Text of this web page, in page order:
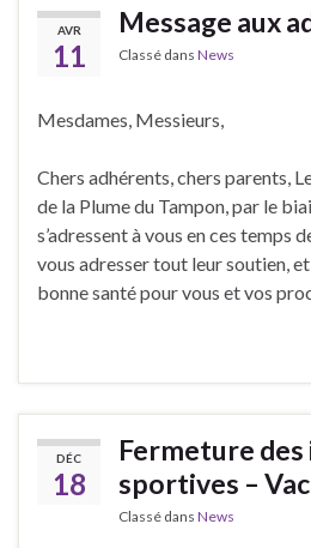
AVR
11
Message aux
Classé dans News
Mesdames, Messieurs,
Chers adhérents, chers parents,
de la Plume du Tampon, par le
s’adressent à vous en ces temps
vous adresser tout leur soutien,
bonne santé pour vous et vos
DÉC
18
Fermeture
sportives –
Classé dans News